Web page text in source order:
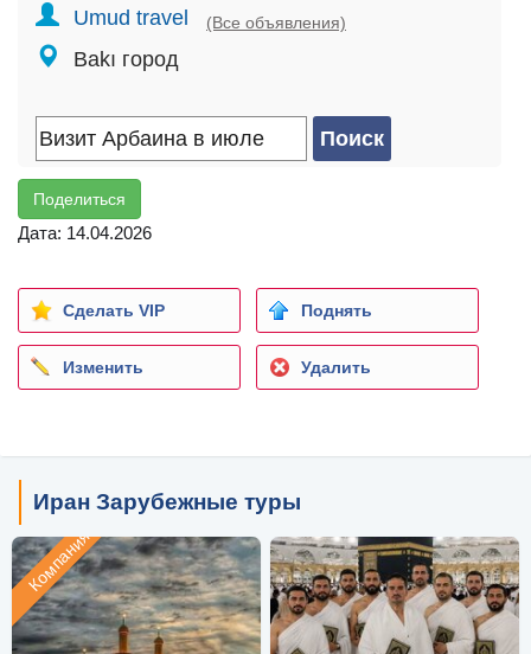
Umud travel (Все объявления)
Bakı город
Поделиться
Дата: 14.04.2026
Сделать VIP Поднять
Изменить Удалить
Иран Зарубежные туры
Компания